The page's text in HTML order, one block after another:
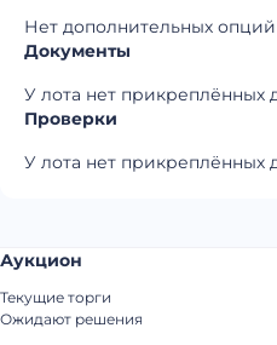
Нет дополнительных опций
Документы
У лота нет прикреплённых
Проверки
У лота нет прикреплённых
Аукцион
Текущие торги
Ожидают решения